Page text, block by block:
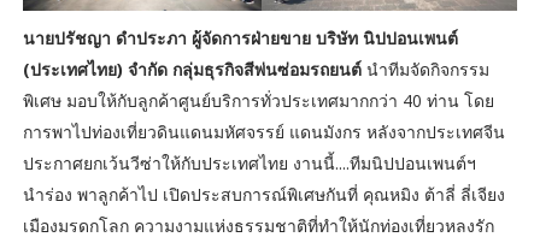
นายปรัชญา ดำประภา ผู้จัดการฝ่ายขาย บริษัท นิปปอนเพนต์
(ประเทศไทย) จำกัด กลุ่มธุรกิจสีพ่นซ่อมรถยนต์ นำทีมจัดกิจกรรม
พิเศษ มอบให้กับลูกค้าศูนย์บริการทั่วประเทศมากกว่า 40 ท่าน โดย
การพาไปท่องเที่ยวดินแดนมหัศจรรย์ แดนมังกร หลังจากประเทศจีน
ประกาศยกเว้นวีซ่าให้กับประเทศไทย งานนี้....ทีมนิปปอนเพนต์ฯ
นำร่อง พาลูกค้าไป เปิดประสบการณ์พิเศษกันที่ คุณหมิง ต้าลี่ ลี่เจียง
เมืองมรดกโลก ความงามแห่งธรรมชาติที่ทำให้นักท่องเที่ยวหลงรัก